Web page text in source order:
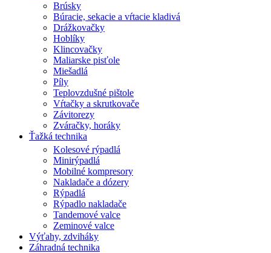
Brúsky
Búracie, sekacie a vŕtacie kladivá
Drážkovačky
Hoblíky
Klincovačky
Maliarske pisťole
Miešadlá
Píly
Teplovzdušné pištole
Vŕtačky a skrutkovače
Závitorezy
Zváračky, horáky
Ťažká technika
Kolesové rýpadlá
Minirýpadlá
Mobilné kompresory
Nakladače a dózery
Rýpadlá
Rýpadlo nakladače
Tandemové valce
Zeminové valce
Výťahy, zdviháky
Záhradná technika